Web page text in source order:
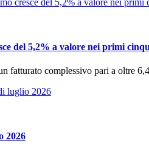
del 5,2% a valore nei primi
fatturato complessivo pari a oltre
2026